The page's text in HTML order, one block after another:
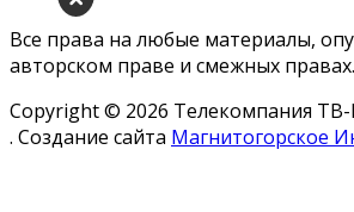
Все права на любые материалы,
авторском праве и смежных
Copyright © 2026 Телекомпания
. Создание сайта Магнитогорское